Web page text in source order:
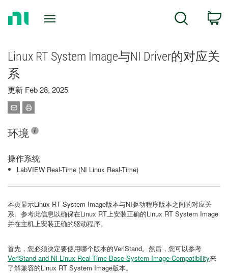
Search
Linux RT System Image与NI Driver的对应关
系
更新 Feb 28, 2025
环境
操作系统
LabVIEW Real-Time (NI Linux Real-Time)
本页显示Linux RT System Image版本与NI驱动程序版本之间的对应关
系。参考此信息以确保在Linux RT上安装正确的Linux RT System Image
并在主机上安装正确的驱动程序。
首先，您必须决定要使用哪个版本的VeriStand。然后，您可以参考
VeriStand and NI Linux Real-Time Base System Image Compatibility来
了解兼容的Linux RT System Image版本。